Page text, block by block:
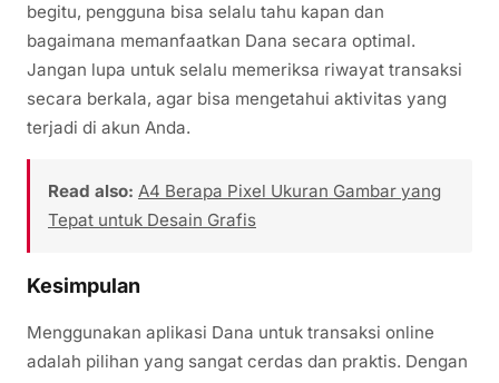
begitu, pengguna bisa selalu tahu kapan dan
bagaimana memanfaatkan Dana secara optimal.
Jangan lupa untuk selalu memeriksa riwayat transaksi
secara berkala, agar bisa mengetahui aktivitas yang
terjadi di akun Anda.
Read also: A4 Berapa Pixel Ukuran Gambar yang
Tepat untuk Desain Grafis
Kesimpulan
Menggunakan aplikasi Dana untuk transaksi online
adalah pilihan yang sangat cerdas dan praktis. Dengan